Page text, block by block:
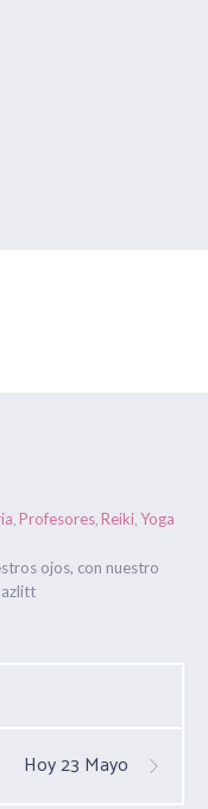
, Profesores, Reiki, Yoga
ojos, con nuestro
Hoy 23 Mayo